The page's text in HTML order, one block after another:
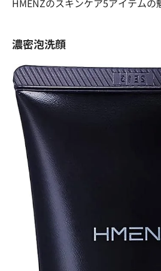
HMENZのスキンケア5アイテムの
濃密泡洗顔